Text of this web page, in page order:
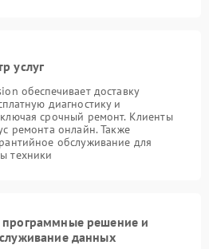
услуг
обеспечивает доставку
диагностику и
срочный ремонт. Клиенты
ремонта онлайн. Также
обслуживание для
техники
решение и
данных